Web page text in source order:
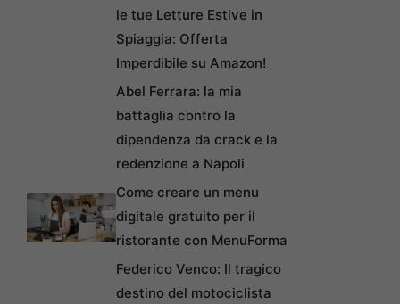
le tue Letture Estive in
Spiaggia: Offerta
Imperdibile su Amazon!
Abel Ferrara: la mia
battaglia contro la
dipendenza da crack e la
redenzione a Napoli
Come creare un menu
digitale gratuito per il
ristorante con MenuForma
Federico Venco: Il tragico
destino del motociclista